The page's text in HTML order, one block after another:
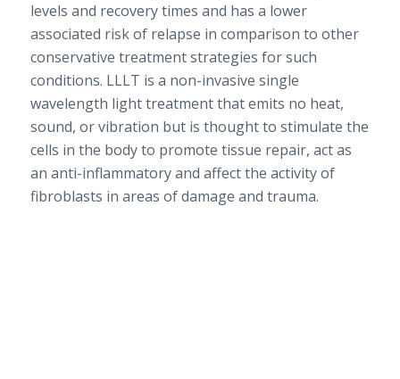
levels and recovery times and has a lower
associated risk of relapse in comparison to other
conservative treatment strategies for such
conditions. LLLT is a non-invasive single
wavelength light treatment that emits no heat,
sound, or vibration but is thought to stimulate the
cells in the body to promote tissue repair, act as
an anti-inflammatory and affect the activity of
fibroblasts in areas of damage and trauma.